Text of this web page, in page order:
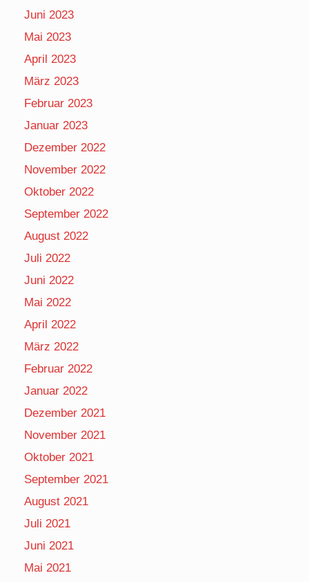
Juni 2023
Mai 2023
April 2023
März 2023
Februar 2023
Januar 2023
Dezember 2022
November 2022
Oktober 2022
September 2022
August 2022
Juli 2022
Juni 2022
Mai 2022
April 2022
März 2022
Februar 2022
Januar 2022
Dezember 2021
November 2021
Oktober 2021
September 2021
August 2021
Juli 2021
Juni 2021
Mai 2021